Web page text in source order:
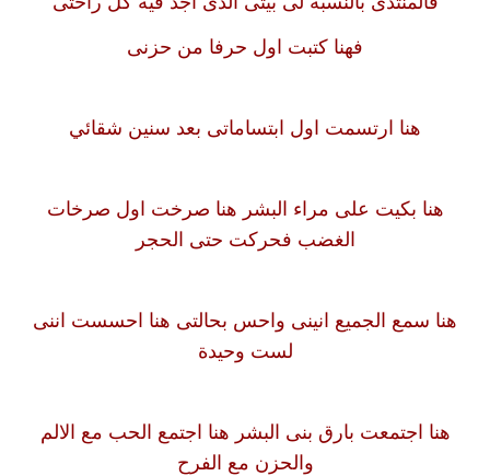
فهنا كتبت اول حرفا من حزنى
هنا ارتسمت اول ابتساماتى بعد سنين شقائي
هنا بكيت على مراء البشر هنا صرخت اول صرخات
الغضب فحركت حتى الحجر
هنا سمع الجميع انينى واحس بحالتى هنا احسست اننى
لست وحيدة
هنا اجتمعت بارق بنى البشر هنا اجتمع الحب مع الالم
والحزن مع الفرح